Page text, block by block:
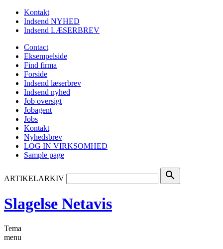
Kontakt
Indsend NYHED
Indsend LÆSERBREV
Contact
Eksempelside
Find firma
Forside
Indsend læserbrev
Indsend nyhed
Job oversigt
Jobagent
Jobs
Kontakt
Nyhedsbrev
LOG IN VIRKSOMHED
Sample page
ARTIKELARKIV search
Slagelse Netavis
Tema
menu